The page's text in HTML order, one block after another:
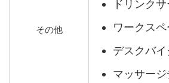
その他
ドリンク
ワークス
デスクバ
マッサー